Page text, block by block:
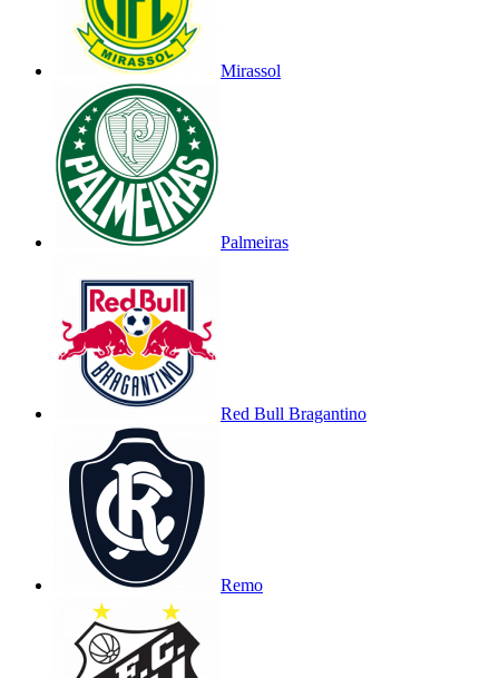
Mirassol
Palmeiras
Red Bull Bragantino
Remo